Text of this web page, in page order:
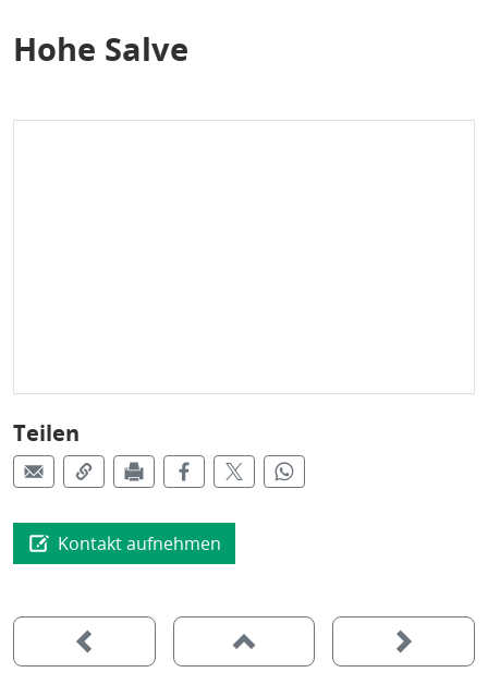
Hohe Salve
Teilen
Kontakt aufnehmen